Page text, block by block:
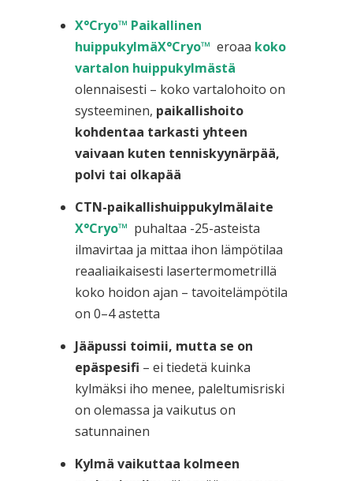
X°Cryo™ Paikallinen
huippukylmäX°Cryo™ eroaa koko
vartalon huippukylmästä
olennaisesti – koko vartalohoito on
systeeminen, paikallishoito
kohdentaa tarkasti yhteen
vaivaan kuten tenniskyynärpää,
polvi tai olkapää
CTN-paikallishuippukylmälaite
X°Cryo™ puhaltaa -25-asteista
ilmavirtaa ja mittaa ihon lämpötilaa
reaaliaikaisesti lasertermometrillä
koko hoidon ajan – tavoitelämpötila
on 0–4 astetta
Jääpussi toimii, mutta se on
epäspesifi – ei tiedetä kuinka
kylmäksi iho menee, paleltumisriski
on olemassa ja vaikutus on
satunnainen
Kylmä vaikuttaa kolmeen